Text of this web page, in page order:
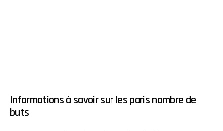
Informations à savoir sur les paris nombre de
buts